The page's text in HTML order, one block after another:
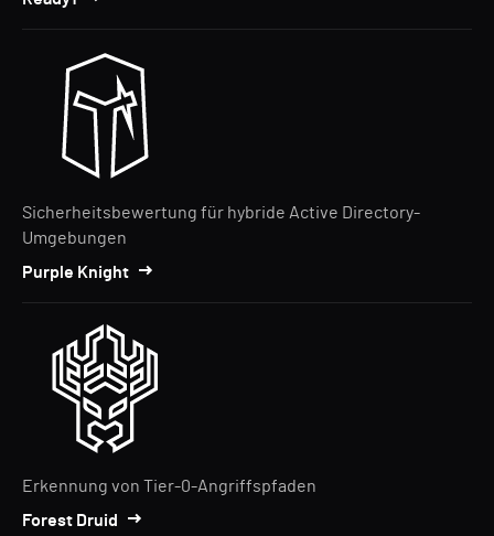
Sicherheitsbewertung für hybride Active Directory-
Umgebungen
Purple Knight
Erkennung von Tier-0-Angriffspfaden
Forest Druid